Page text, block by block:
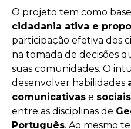
O projeto tem como
cidadania ativa e
participação efetiva dos
na tomada de decisões
suas comunidades. O
desenvolver habilidades
comunicativas e sociais
entre as disciplinas de
Português. Ao mesmo